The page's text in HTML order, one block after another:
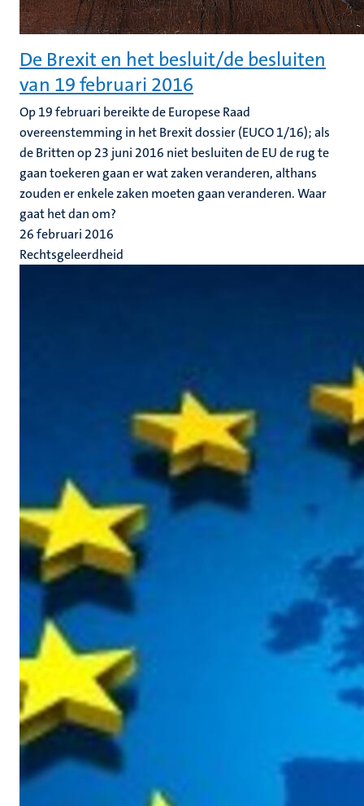
De Brexit en het besluit/de besluiten
van 19 februari 2016
Op 19 februari bereikte de Europese Raad
overeenstemming in het Brexit dossier (EUCO 1/16); als
de Britten op 23 juni 2016 niet besluiten de EU de rug te
gaan toekeren gaan er wat zaken veranderen, althans
zouden er enkele zaken moeten gaan veranderen. Waar
gaat het dan om?
26 februari 2016
Rechtsgeleerdheid